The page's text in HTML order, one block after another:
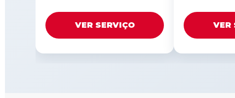
VER SERVIÇO VER